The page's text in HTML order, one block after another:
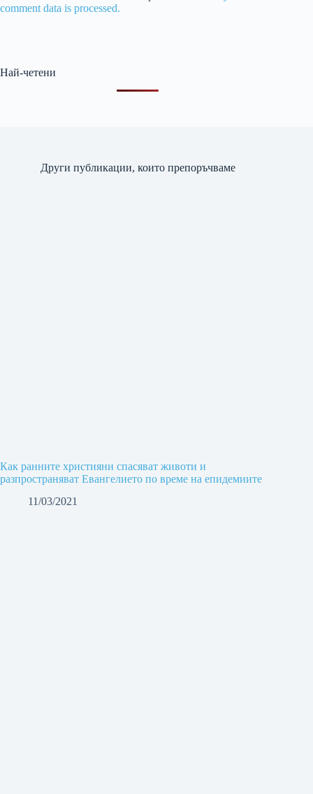
comment data is processed.
Най-четени
Други публикации, които препоръчваме
Как ранните християни спасяват животи и
разпространяват Евангелието по време на епидемиите
11/03/2021